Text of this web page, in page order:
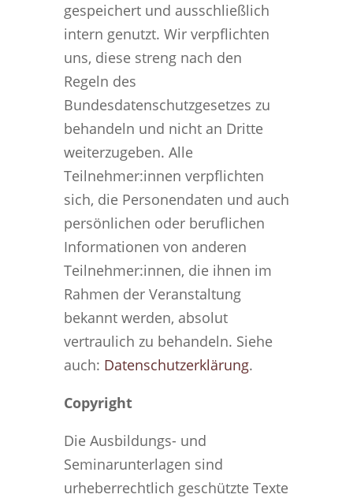
gespeichert und ausschließlich
intern genutzt. Wir verpflichten
uns, diese streng nach den
Regeln des
Bundesdatenschutzgesetzes zu
behandeln und nicht an Dritte
weiterzugeben. Alle
Teilnehmer:innen verpflichten
sich, die Personendaten und auch
persönlichen oder beruflichen
Informationen von anderen
Teilnehmer:innen, die ihnen im
Rahmen der Veranstaltung
bekannt werden, absolut
vertraulich zu behandeln. Siehe
auch: Datenschutzerklärung.
Copyright
Die Ausbildungs- und
Seminarunterlagen sind
urheberrechtlich geschützte Texte